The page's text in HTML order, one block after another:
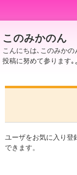
このみかのん
こんにちは､このみか
投稿に努めて参ります｡
ユーザをお気に入り登
できます。